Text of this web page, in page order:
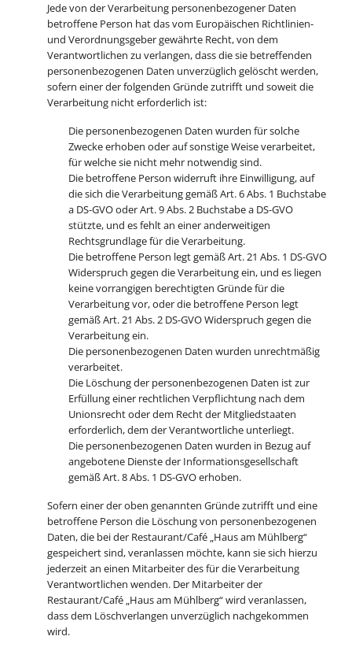
Jede von der Verarbeitung personenbezogener Daten
betroffene Person hat das vom Europäischen Richtlinien-
und Verordnungsgeber gewährte Recht, von dem
Verantwortlichen zu verlangen, dass die sie betreffenden
personenbezogenen Daten unverzüglich gelöscht werden,
sofern einer der folgenden Gründe zutrifft und soweit die
Verarbeitung nicht erforderlich ist:
Die personenbezogenen Daten wurden für solche
Zwecke erhoben oder auf sonstige Weise verarbeitet,
für welche sie nicht mehr notwendig sind.
Die betroffene Person widerruft ihre Einwilligung, auf
die sich die Verarbeitung gemäß Art. 6 Abs. 1 Buchstabe
a DS-GVO oder Art. 9 Abs. 2 Buchstabe a DS-GVO
stützte, und es fehlt an einer anderweitigen
Rechtsgrundlage für die Verarbeitung.
Die betroffene Person legt gemäß Art. 21 Abs. 1 DS-GVO
Widerspruch gegen die Verarbeitung ein, und es liegen
keine vorrangigen berechtigten Gründe für die
Verarbeitung vor, oder die betroffene Person legt
gemäß Art. 21 Abs. 2 DS-GVO Widerspruch gegen die
Verarbeitung ein.
Die personenbezogenen Daten wurden unrechtmäßig
verarbeitet.
Die Löschung der personenbezogenen Daten ist zur
Erfüllung einer rechtlichen Verpflichtung nach dem
Unionsrecht oder dem Recht der Mitgliedstaaten
erforderlich, dem der Verantwortliche unterliegt.
Die personenbezogenen Daten wurden in Bezug auf
angebotene Dienste der Informationsgesellschaft
gemäß Art. 8 Abs. 1 DS-GVO erhoben.
Sofern einer der oben genannten Gründe zutrifft und eine
betroffene Person die Löschung von personenbezogenen
Daten, die bei der Restaurant/Café „Haus am Mühlberg“
gespeichert sind, veranlassen möchte, kann sie sich hierzu
jederzeit an einen Mitarbeiter des für die Verarbeitung
Verantwortlichen wenden. Der Mitarbeiter der
Restaurant/Café „Haus am Mühlberg“ wird veranlassen,
dass dem Löschverlangen unverzüglich nachgekommen
wird.